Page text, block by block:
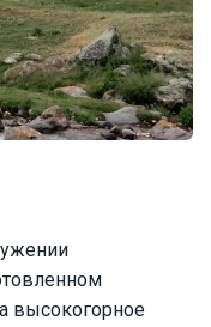
высокогорное